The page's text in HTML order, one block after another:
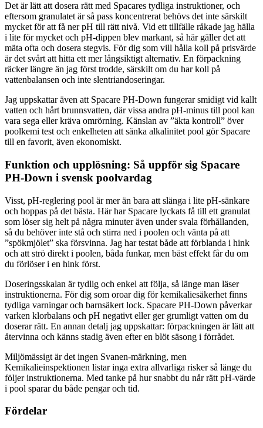
Det är lätt att dosera rätt med Spacares tydliga instruktioner, och
eftersom granulatet är så pass koncentrerat behövs det inte särskilt
mycket för att få ner pH till rätt nivå. Vid ett tillfälle råkade jag hälla
i lite för mycket och pH-dippen blev markant, så här gäller det att
mäta ofta och dosera stegvis. För dig som vill hålla koll på prisvärde
är det svårt att hitta ett mer långsiktigt alternativ. En förpackning
räcker längre än jag först trodde, särskilt om du har koll på
vattenbalansen och inte slentriandoseringar.
Jag uppskattar även att Spacare PH-Down fungerar smidigt vid kallt
vatten och hårt brunnsvatten, där vissa andra pH-minus till pool kan
vara sega eller kräva omrörning. Känslan av ”äkta kontroll” över
poolkemi test och enkelheten att sänka alkalinitet pool gör Spacare
till en favorit, även ekonomiskt.
Funktion och upplösning: Så uppför sig Spacare
PH-Down i svensk poolvardag
Visst, pH-reglering pool är mer än bara att slänga i lite pH-sänkare
och hoppas på det bästa. Här har Spacare lyckats få till ett granulat
som löser sig helt på några minuter även under svala förhållanden,
så du behöver inte stå och stirra ned i poolen och vänta på att
”spökmjölet” ska försvinna. Jag har testat både att förblanda i hink
och att strö direkt i poolen, båda funkar, men bäst effekt får du om
du förlöser i en hink först.
Doseringsskalan är tydlig och enkel att följa, så länge man läser
instruktionerna. För dig som oroar dig för kemikaliesäkerhet finns
tydliga varningar och barnsäkert lock. Spacare PH-Down påverkar
varken klorbalans och pH negativt eller ger grumligt vatten om du
doserar rätt. En annan detalj jag uppskattar: förpackningen är lätt att
återvinna och känns stadig även efter en blöt säsong i förrådet.
Miljömässigt är det ingen Svanen-märkning, men
Kemikalieinspektionen listar inga extra allvarliga risker så länge du
följer instruktionerna. Med tanke på hur snabbt du når rätt pH-värde
i pool sparar du både pengar och tid.
Fördelar